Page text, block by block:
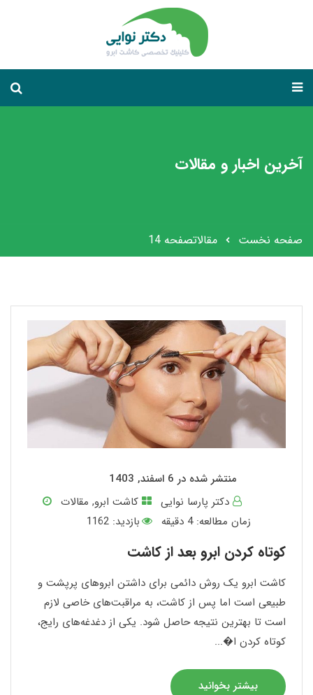
آخرین اخبار و مقالات
صفحه نخست مقالاتصفحه 14
منتشر شده در 6 اسفند, 1403
دکتر پارسا نوایی
کاشت ابرو, مقالات
زمان مطالعه: 4 دقیقه بازدید: 1162
کوتاه کردن ابرو بعد از کاشت
کاشت ابرو یک روش دائمی برای داشتن ابروهای پرپشت و
طبیعی است اما پس از کاشت، به مراقبت‌های خاصی لازم
است تا بهترین نتیجه حاصل شود. یکی از دغدغه‌های رایج،
کوتاه کردن ا�...
بیشتر بخوانید